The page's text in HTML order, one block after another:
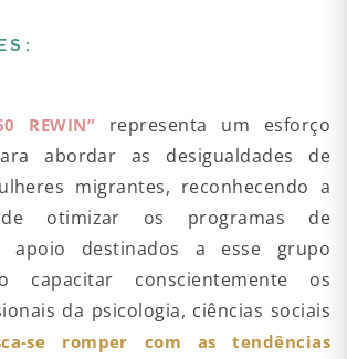
REWIN”
representa um esforço
abordar as desigualdades de
migrantes, reconhecendo a
de otimizar os programas de
apoio destinados a esse grupo
capacitar conscientemente os
da psicologia, ciências sociais
se romper com as tendências